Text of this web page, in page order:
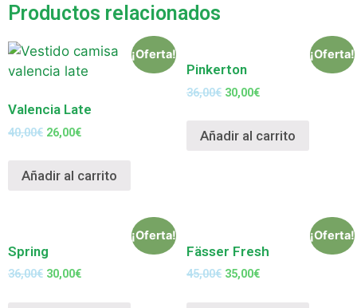
Productos relacionados
¡Oferta!
Valencia Late
40,00€ 26,00€
Añadir al carrito
¡Oferta!
Pinkerton
36,00€ 30,00€
Añadir al carrito
¡Oferta!
Spring
36,00€ 30,00€
¡Oferta!
Fässer Fresh
45,00€ 35,00€